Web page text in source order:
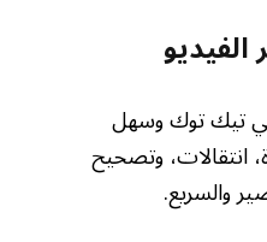
تيك توك وسهل
انتقالات، وتصحيح
والسريع.